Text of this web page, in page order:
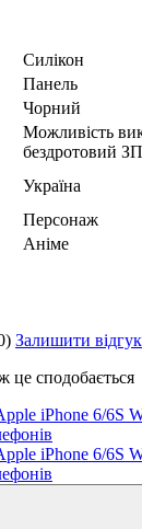
Силікон
Панель
Чорний
Можливість
бездротовий ЗП
Україна
Персонаж
Аніме
Залишити відгук
сподобається